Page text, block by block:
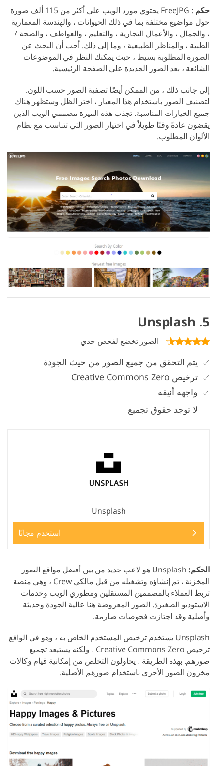
حكم
: FreeJPG يحتوي مورد الويب على أكثر من 115 ألف صورة
حول مواضيع مختلفة بما في ذلك الحيوانات ، والهندسة المعمارية
، والجمال ، والأعمال التجارية ، والتعليم ، والعواطف ، والصحة /
الطبية ، والمناظر الطبيعية ، وما إلى ذلك. أحب أن البحث عن
الصورة المطلوبة بسيط ، حيث يمكنك النظر في الموضوعات
الشائعة ، بعد الصور الجديدة على الصفحة الرئيسية.
إلى جانب ذلك ، من الممكن أيضًا تصفية الصور حسب اللون.
لتصنيف الصور باستخدام هذا المعيار ، اختر الظل وستظهر هناك
جميع الخيارات المناسبة. تجذب هذه الميزة مصممي الويب الذين
يقضون عادةً وقتًا طويلاً في اختيار الصور التي تتناسب مع نظام
الألوان المطلوب.
5. Unsplash
الصور تخضع لفحص جدي
يتم التحقق من جميع الصور من حيث الجودة
ترخيص Creative Commons Zero
واجهة أنيقة
لا توجد حقوق تجميع
Unsplash
استخدم مجانًا
الحكم:
Unsplash هو لاعب جديد من بين أفضل مواقع الصور
المخزنة ، تم إنشاؤه وتشغيله من قبل مالكي Crew ، وهي منصة
تربط العملاء بالمصممين المستقلين ومطوري الويب وخدمات
الاستوديو الصغيرة. الصور المعروضة هنا عالية الجودة وحديثة
وأصلية وقد اجتازت فحوصات صارمة.
Unsplash يستخدم ترخيص المستخدم الخاص به ، وهو في الواقع
ترخيص Creative Commons Zero ، ولكنه يستبعد تجميع
صورهم. بهذه الطريقة ، يحاولون التخلص من إمكانية قيام وكالات
مخزون الصور الأخرى باستخدام صورهم الأصلية.